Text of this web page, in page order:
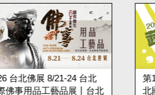
第19屆台北蔬食展 8/21-24 台
北國際蔬食養生展丨台北世貿